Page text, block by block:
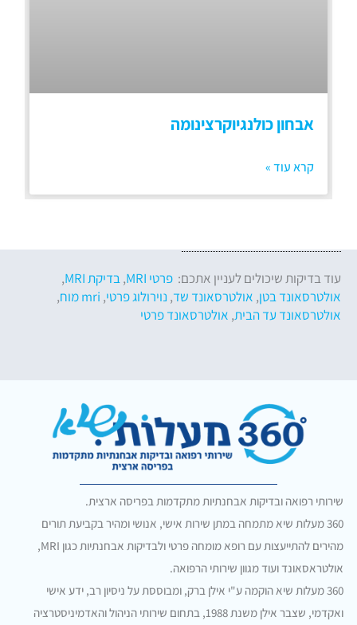
אבחון כולנגיוקרצינומה
קרא עוד »
עוד בדיקות שיכולים לעניין אתכם: פרטי MRI ,בדיקת MRI
,
אולטרסאונד בטן, אולטרסאונד שד, נוירולוג פרטי, mri מוח
,
אולטרסאונד עד הבית, אולטרסאונד פרטי
שירותי רפואה ובדיקות אבחנתיות מתקדמות בפריסה ארצית.
360 מעלות שיא מתמחה במתן שירות אישי, אנושי ומהיר בקביעת תורים
מהירים להתייעצות עם רופא מומחה פרטי ולבדיקות אבחנתיות כגון MRI,
אולטראסאונד ועוד מגוון שירותי הרפואה.
360 מעלות שיא הוקמה ע"י אילן ברק, ומבוססת על ניסיון רב, ידע אישי
ואקדמי, שצבר אילן משנת 1988, בתחום שירותי הניהול והאדמיניסטרציה